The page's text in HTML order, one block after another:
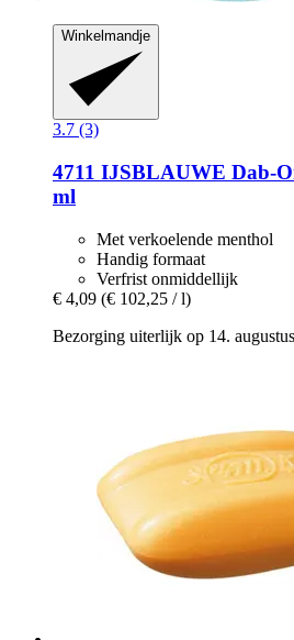
Winkelmandje
3.7 (3)
4711 IJSBLAUWE Dab-​
ml
Met verkoelende menthol
Handig formaat
Verfrist onmiddellijk
€ 4,09 (€ 102,25 / l)
Bezorging uiterlijk op 14. augustus